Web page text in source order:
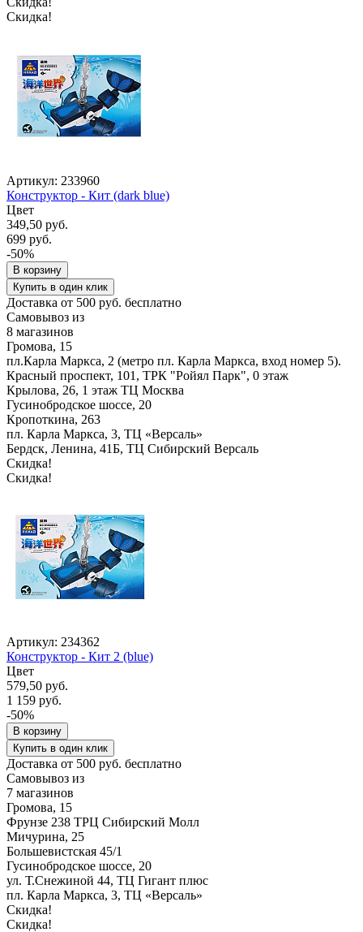
Скидка!
Артикул: 233960
Конструктор - Кит (dark blue)
Цвет
349,50 руб.
699 руб.
-50%
В корзину
Купить в один клик
Доставка от 500 руб. бесплатно
Самовывоз из
8 магазинов
Громова, 15
пл.Карла Маркса, 2 (метро пл. Карла Маркса, вход номер 5).
Красный проспект, 101, ТРК "Ройял Парк", 0 этаж
Крылова, 26, 1 этаж ТЦ Москва
Гусинобродское шоссе, 20
Кропоткина, 263
пл. Карла Маркса, 3, ТЦ «Версаль»
Бердск, Ленина, 41Б, ТЦ Сибирский Версаль
Скидка!
Скидка!
Артикул: 234362
Конструктор - Кит 2 (blue)
Цвет
579,50 руб.
1 159 руб.
-50%
В корзину
Купить в один клик
Доставка от 500 руб. бесплатно
Самовывоз из
7 магазинов
Громова, 15
Фрунзе 238 ТРЦ Сибирский Молл
Мичурина, 25
Большевистская 45/1
Гусинобродское шоссе, 20
ул. Т.Снежиной 44, ТЦ Гигант плюс
пл. Карла Маркса, 3, ТЦ «Версаль»
Скидка!
Скидка!